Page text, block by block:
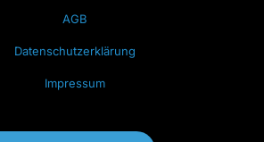
AGB
Datenschutzerklärung
Impressum